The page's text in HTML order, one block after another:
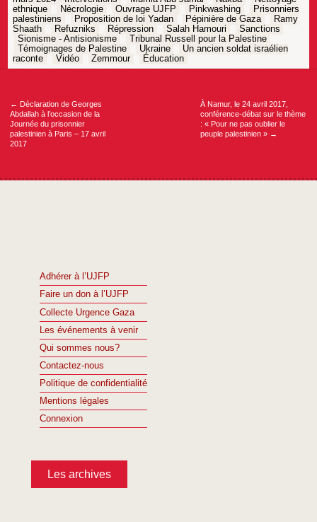
ethnique
Nécrologie Ouvrage UJFP Pinkwashing
Prisonniers
palestiniens
Proposition de loi Yadan Pépinière de Gaza
Ramy
Shaath
Refuzniks Répression Salah Hamouri
Sanctions
Sionisme - Antisionisme
Tribunal Russell pour la Palestine
Témoignages de Palestine
Ukraine
Un ancien soldat israélien
raconte
Vidéo Zemmour Éducation
Navigation
← Déclaration de Georges
Abdallah à l’occasion de la
Journée du prisonnier
palestinien à Paris – 17 avril
2017
À Namur, le 24 avril 2017,
conférence-débat sur le thème
: « Pour ne pas oublier le
peuple palestinien » →
Adhérer à l’UJFP
Faire un don à l’UJFP
Collecte Urgence Gaza
Les événements à venir
Qui sommes nous?
Contactez-nous
Politique de confidentialité
Mentions légales
Connexion
Les archives